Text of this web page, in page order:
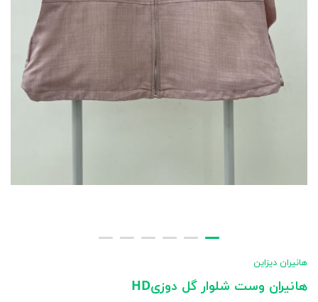
هانیران دیزاین
هانیران وست شلوار گل دوزیHD